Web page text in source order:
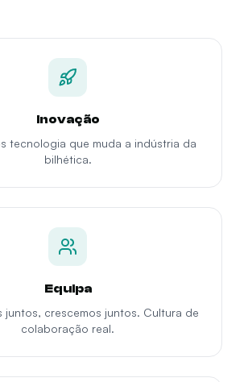
Inovação
tecnologia que muda a indústria da
bilhética.
Equipa
juntos, crescemos juntos. Cultura de
colaboração real.